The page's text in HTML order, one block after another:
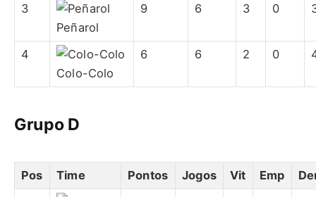
3
Peñarol
9 6 3 0
4
Colo-Colo
6 6 2 0
Grupo D
Pos Time Pontos Jogos Vit Emp